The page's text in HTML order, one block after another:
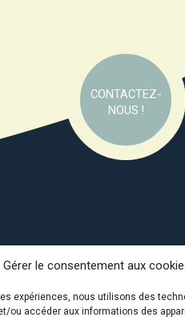
Gérer le consentement aux
expériences, nous utilisons des
ou accéder aux informations des
CONTACTEZ-
NOUS !
de :